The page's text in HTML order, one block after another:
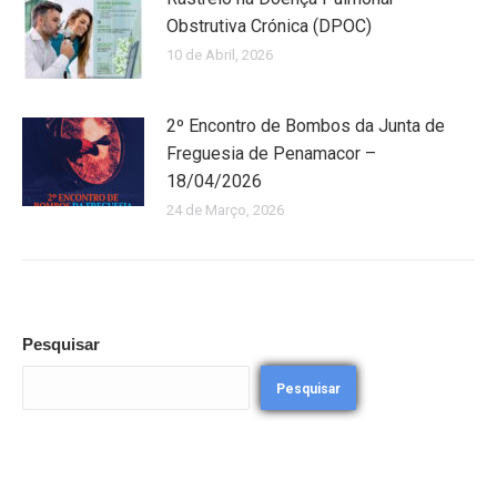
Obstrutiva Crónica (DPOC)
10 de Abril, 2026
2º Encontro de Bombos da Junta de
Freguesia de Penamacor –
18/04/2026
24 de Março, 2026
Pesquisar
Pesquisar